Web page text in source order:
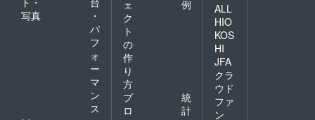
写真
・
パ
フ
ォ
ー
マ
ン
ス
ェ
ク
ト
の
作
り
方
例
プ
ロ
統
計
ALL
HIO
KOS
HI
JFA
クラ
ウド
ファ
ン